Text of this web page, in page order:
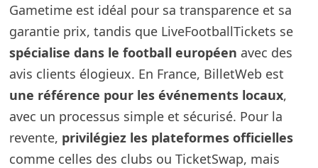
Gametime est idéal pour sa transparence et sa
garantie prix, tandis que LiveFootballTickets se
spécialise dans le football européen avec des
avis clients élogieux. En France, BilletWeb est
une référence pour les événements locaux,
avec un processus simple et sécurisé. Pour la
revente, privilégiez les plateformes officielles
comme celles des clubs ou TicketSwap, mais